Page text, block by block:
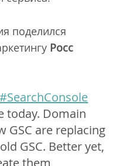
поделился
Росс
#SearchConsole
today. Domain
GSC are replacing
GSC. Better yet,
them